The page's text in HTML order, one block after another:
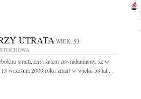
UTRATAWIEK: 53
smutkiem i żalem zawiadamiamy, że w
września 2009 roku zmarł w wieku 53 lat...